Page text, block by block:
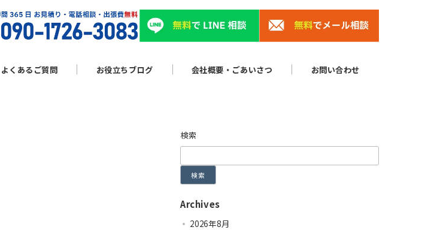
よくあるご質問 お役立ちブログ 会社概要・ごあいさつ お問い合わせ
検索
検索
Archives
2026年8月